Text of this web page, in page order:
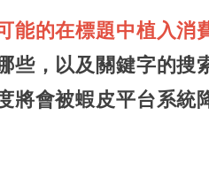
能的在標題中植入消
些，以及關鍵字的搜
會被蝦皮平台系統